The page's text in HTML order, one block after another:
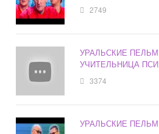
2749
УРАЛЬСКИЕ
УЧИТЕЛЬНИЦА
3374
УРАЛЬСКИЕ